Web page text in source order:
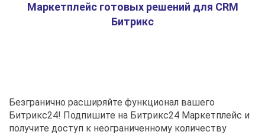
Маркетплейс готовых решений для CRM
Битрикс
Безгранично расширяйте функционал вашего
Битрикс24! Подпишите на Битрикс24 Маркетплейс и
получите доступ к неограниченному количеству